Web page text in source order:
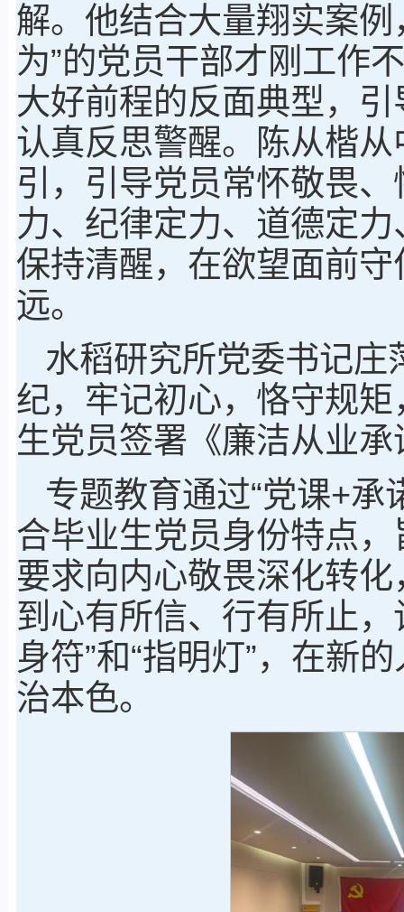
解。他结合大量翔实案
为”的党员干部才刚工作
大好前程的反面典型，
认真反思警醒。陈从楷
引，引导党员常怀敬畏
力、纪律定力、道德定
保持清醒，在欲望面前
远。
水稻研究所党委书记庄
纪，牢记初心，恪守规
生党员签署《廉洁从业
专题教育通过“党课+承
合毕业生党员身份特点
要求向内心敬畏深化转
到心有所信、行有所止
身符”和“指明灯”，在新
治本色。